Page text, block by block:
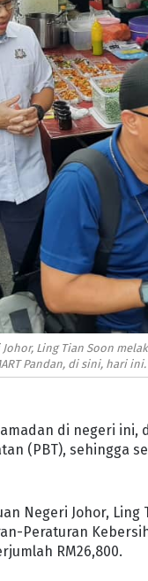
Ling Tian Soon
Pandan, di sini, hari ini.
di negeri
(PBT), sehingga
Negeri Johor,
Peraturan
RM26,800.